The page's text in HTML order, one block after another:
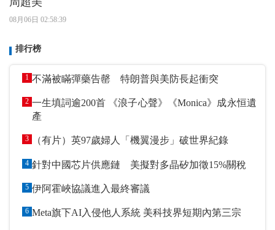
08月06日 02:58:39
排行榜
1 不滿被瞞彈藥告罄 特朗普與美防長起衝突
2 一生填詞逾200首 《浪子心聲》《Monica》成永恒遺
產
3 （有片）英97歲婦人「機翼漫步」破世界紀錄
4 針對中國芯片供應鏈 美擬對多晶矽加徵15%關稅
5 伊阿霍峽協議進入最終審議
6 Meta旗下AI入侵他人系統 美科技界短期內第三宗